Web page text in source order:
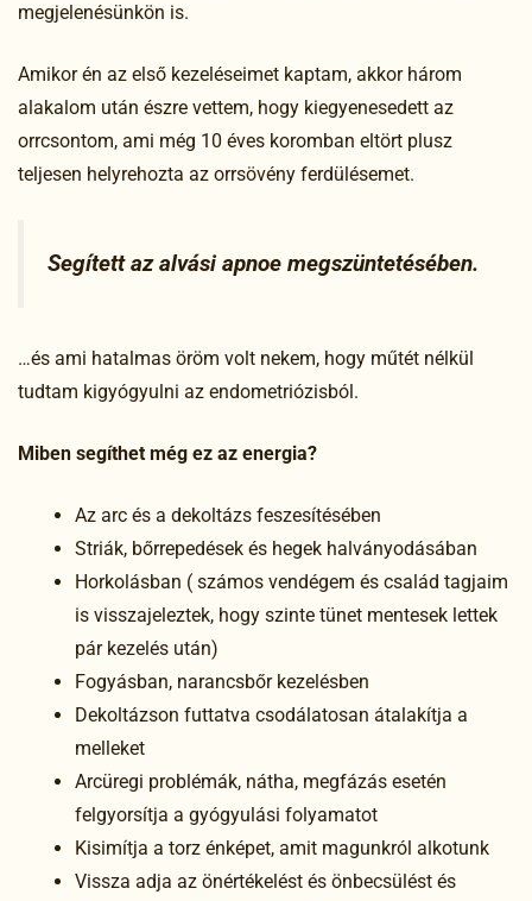
megjelenésünkön is.
Amikor én az első kezeléseimet kaptam, akkor három
alakalom után észre vettem, hogy kiegyenesedett az
orrcsontom, ami még 10 éves koromban eltört plusz
teljesen helyrehozta az orrsövény ferdülésemet.
Segített az alvási apnoe megszüntetésében.
…és ami hatalmas öröm volt nekem, hogy műtét nélkül
tudtam kigyógyulni az endometriózisból.
Miben segíthet még ez az energia?
Az arc és a dekoltázs feszesítésében
Striák, bőrrepedések és hegek halványodásában
Horkolásban ( számos vendégem és család tagjaim
is visszajeleztek, hogy szinte tünet mentesek lettek
pár kezelés után)
Fogyásban, narancsbőr kezelésben
Dekoltázson futtatva csodálatosan átalakítja a
melleket
Arcüregi problémák, nátha, megfázás esetén
felgyorsítja a gyógyulási folyamatot
Kisimítja a torz énképet, amit magunkról alkotunk
Vissza adja az önértékelést és önbecsülést és